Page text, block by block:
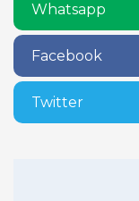
Whatsapp
Facebook
Twitter